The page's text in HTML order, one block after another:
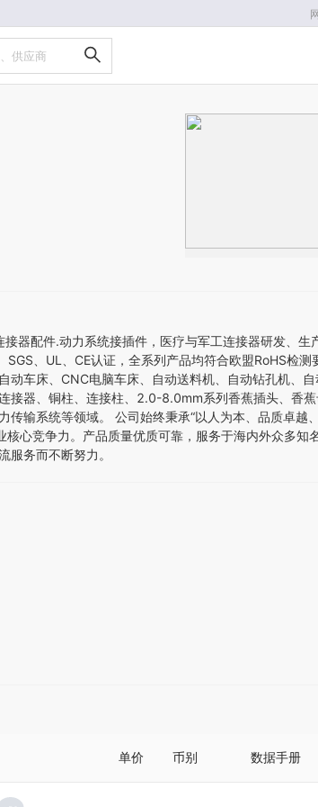
供应商
配件.动力系统接插件，医疗与军工连接器研发、生
、UL、CE认证，全系列产品均符合欧盟RoHS检测
车床、CNC电脑车床、自动送料机、自动钻孔机、自
器、铜柱、连接柱、2.0-8.0mm系列香蕉插头、香
输系统等领域。 公司始终秉承“以人为本、品质卓越
心竞争力。产品质量优质可靠，服务于海内外众多知
务而不断努力。
单价 币别 数据手册